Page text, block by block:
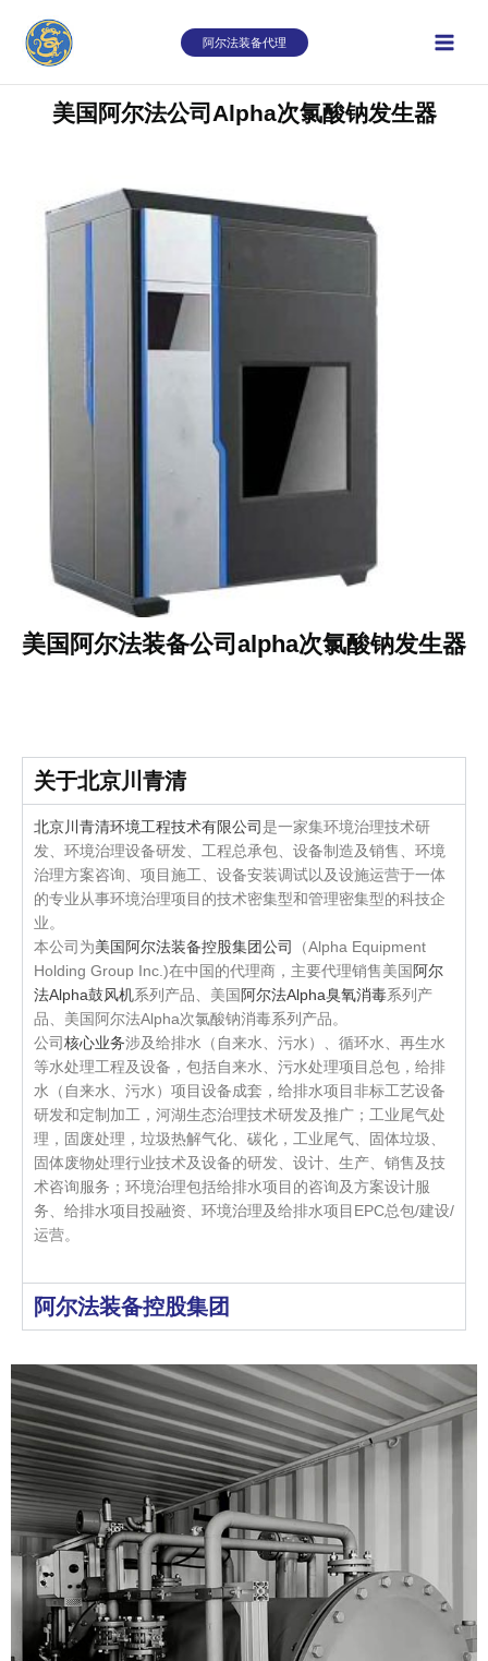
容
阿尔法装备代理
美国阿尔法公司Alpha次氯酸钠发生器
美国阿尔法装备公司alpha次氯酸钠发生器
关于北京川青清
北京川青清环境工程技术有限公司 是一家集环境治理技术研
发、环境治理设备研发、工程总承包、设备制造及销售、环境
治理方案咨询、项目施工、设备安装调试以及设施运营于一体
的专业从事环境治理项目的技术密集型和管理密集型的科技企
业。
本公司为美国阿尔法装备控股集团公司
（Alpha Equipment
Holding Group Inc.)在中国的代理商，主要代理销售美国 阿尔
法Alpha鼓风机系列产品、美国 阿尔法Alpha臭氧消毒系列产
品、美国阿尔法Alpha次氯酸钠消毒系列产品。
公司 核心业务涉及给排水（自来水、污水）、循环水、再生水
等水处理工程及设备，包括自来水、污水处理项目总包，给排
水（自来水、污水）项目设备成套，给排水项目非标工艺设备
研发和定制加工，河湖生态治理技术研发及推广；工业尾气处
理，固废处理，垃圾热解气化、碳化，工业尾气、固体垃圾、
固体废物处理行业技术及设备的研发、设计、生产、销售及技
术咨询服务；环境治理包括给排水项目的咨询及方案设计服
务、给排水项目投融资、环境治理及给排水项目EPC总包/建设/
运营。
阿尔法装备控股集团